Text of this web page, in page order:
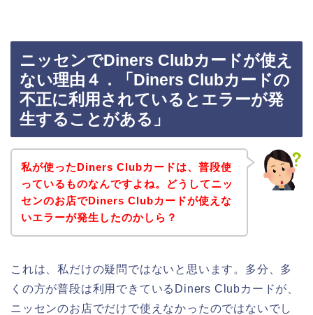
ニッセンでDiners Clubカードが使え
ない理由４．「Diners Clubカードの
不正に利用されているとエラーが発
生することがある」
私が使ったDiners Clubカードは、普段使
っているものなんですよね。どうしてニッ
センのお店でDiners Clubカードが使えな
いエラーが発生したのかしら？
これは、私だけの疑問ではないと思います。多分、多
くの方が普段は利用できているDiners Clubカードが、
ニッセンのお店でだけで使えなかったのではないでし